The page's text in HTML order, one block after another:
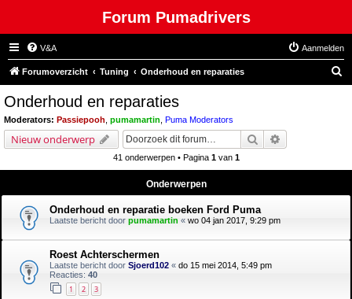
Forum Pumadrivers
V&A Aanmelden
Forumoverzicht Tuning Onderhoud en reparaties
Onderhoud en reparaties
Moderators: Passiepooh pumamartin Puma Moderators
Nieuw onderwerp Zoek
41 onderwerpen • Pagina 1van 1
Onderwerpen
Onderhoud en reparatie boeken Ford Puma
Laatste bericht door pumamartin « wo 04 jan 2017, 9:29 pm
Roest Achterschermen
Laatste bericht door Sjoerd102 « do 15 mei 2014, 5:49 pm
Reacties: 40
1 2 3